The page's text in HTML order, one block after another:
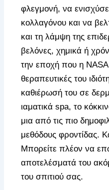
φλεγμονή, να
κολλαγόνου και να
και τη λάμψη της
βελόνες, χημικά ή
την εποχή που η
θεραπευτικές του
καθιέρωσή του σε
ιαματικά spa, το
μια από τις πιο
μεθόδους φροντίδας.
Μπορείτε πλέον να
αποτελέσματά του
του σπιτιού σας.